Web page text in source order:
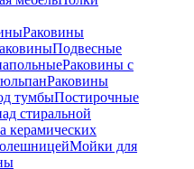
Раковины
Подвесные
Раковины с
Раковины
тумбыПостирочные
стиральной
керамических
Мойки для